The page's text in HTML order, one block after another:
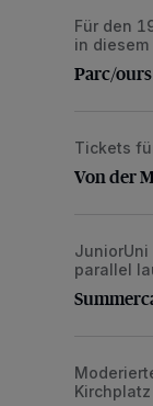
Parc/
Für den
in
Parc/
Von der
Tickets
Von der
JuniorUni
parallel
Kirchplatz